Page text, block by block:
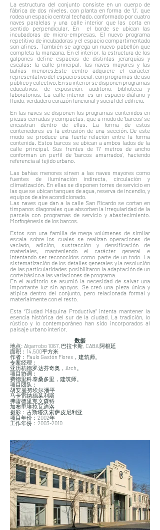
La estructura del conjunto consiste en un cuerpo de
fábrica de dos niveles, con planta en forma de ‘U’, que
rodea un espacio central techado, conformado por cuatro
naves paralelas y una calle interior que las corta en
sentido perpendicular. En el borde se ubican las
incubadoras de micro-empresas. El nuevo programa
repetitivo de incubadoras y el espacio compartimentado
son afines. También se agrega un nuevo pabellón que
completa la manzana. En el interior, la estructura de los
galpones define espacios de distintas jerarquías y
escalas: la calle principal, las naves mayores y las
bahías menores.Este centro adquiere el carácter
representativo del espacio social, con programas de uso
público y colectivo. En su interior se disponen programas
educativos, de exposición, auditorio, biblioteca y
laboratorios. La calle interior es un espacio diáfano y
fluido, verdadero corazón funcional y social del edificio.
En las naves se disponen los programas contenidos en
piezas cerradas y compactas, que a modo de ‘barcos’ se
encastran dentro de ellas. La forma de estos
contenedores es la extrusión de una sección. De este
modo se produce una fuerte relación entre la forma
contenida. Estos barcos se ubican a ambos lados de la
calle principal. Sus frentes de 17 metros de ancho
conforman un perfil de ‘barcos amarrados’, haciendo
referencia al tejido urbano.
Las bahías menores sirven a las naves mayores como
fuentes de iluminación indirecta, circulación y
climatización. En ellas se disponen torres de servicio en
las que se ubican tanques de agua, reserva de incendio, y
equipos de aire acondicionado.
Las naves que dan a la calle San Ricardo se cortan en
tímpanos diagonales que absorben la irregularidad de la
parcela con programas de servicio y abastecimiento.
Morfogénesis de los barcos.
Estos son una familia de mega volúmenes de similar
escala sobre los cuales se realizan operaciones de
vaciado, adición, sustracción y densificación de
materiales, manteniendo el carácter general e
intentando ser reconocidos como parte de un todo. La
sistematización de los detalles generales y la resolución
de las particularidades posibilitaron la adaptación de un
corte básico a las variaciones de programa.
En el auditorio se asumió la necesidad de salvar una
importante luz sin apoyos. Se creó una pieza única y
atípica dentro del conjunto, pero relacionada formal y
materialmente con el resto.
Esta “Ciudad Máquina Productiva” intenta mantener la
esencia histórica del sur de la ciudad. La tradición, lo
rústico y lo contemporáneo han sido incorporados al
paisaje urbano interior.
数据
地点: Algarrobo 1067, 巴拉卡斯, CABA 阿根廷
面积：14,500平方米
作者：Paulo Gastón Flores，建筑师。
专案经理：
亚历杭德罗·达芬奇奥，Arch。
项目协调：
费德里科·泰桑多里，建筑师。
项目团队：
胡安·曼努埃尔·潘平
马卡雷纳·德莱利斯
弗雷德里克·文森特
加布里埃拉·瓦迪洛
摄影：古斯塔沃·索萨·皮尼利亚
项目年份：2002年
工作年份：2003-2010